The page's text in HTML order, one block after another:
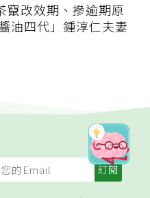
竄改效期、摻逾期原
油四代」鍾淳仁夫妻